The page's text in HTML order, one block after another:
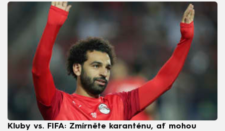
Kluby vs. FIFA: Zmírněte karanténu, ať mohou